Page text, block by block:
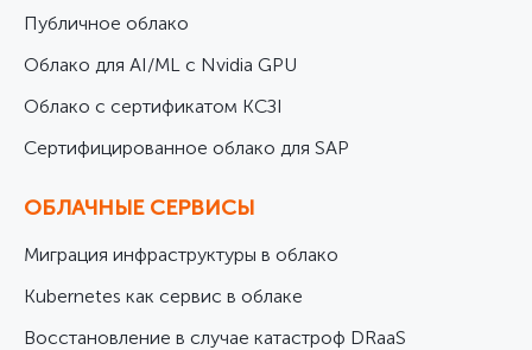
Публичное облако
Облако для AI/ML с Nvidia GPU
Облако с сертификатом КСЗІ
Cертифицированное облако для SAP
ОБЛАЧНЫЕ СЕРВИСЫ
Миграция инфраструктуры в облако
Kubernetes как сервис в облаке
Восстановление в случае катастроф DRaaS